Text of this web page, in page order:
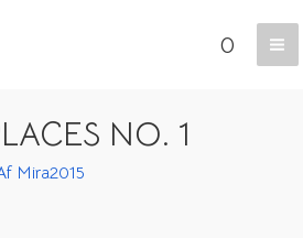
0
NO. 1
Mira2015